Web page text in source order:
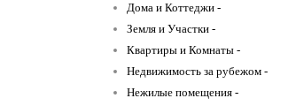
Дома и Коттеджи -
Земля и Участки -
Квартиры и Комнаты -
Недвижимость за рубежом -
Нежилые помещения -